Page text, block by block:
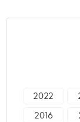
2022
2016